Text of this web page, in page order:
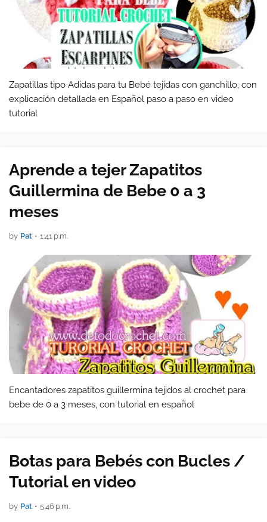
Zapatillas tipo Adidas para tu Bebé tejidas con ganchillo, con
explicación detallada en Español paso a paso en video
tutorial
Aprende a tejer Zapatitos
Guillermina de Bebe 0 a 3
meses
by Pat • 1:41 p.m.
Encantadores zapatitos guillermina tejidos al crochet para
bebe de 0 a 3 meses, con tutorial en español
Botas para Bebés con Bucles /
Tutorial en video
by Pat • 5:46 p.m.